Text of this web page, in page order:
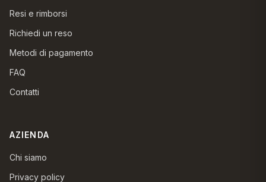
Resi e rimborsi
Richiedi un reso
Metodi di pagamento
FAQ
Contatti
AZIENDA
Chi siamo
Privacy policy